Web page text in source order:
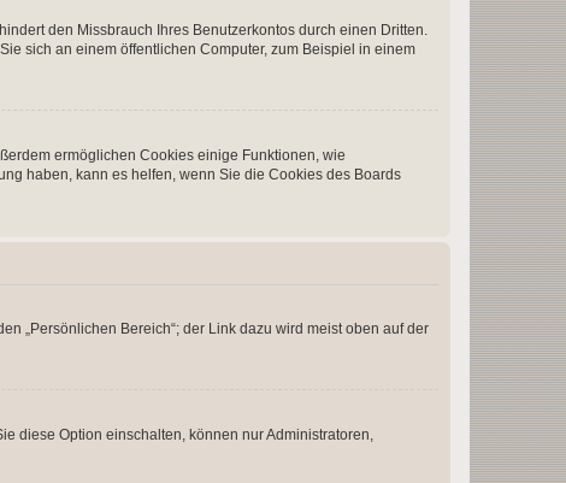
den Missbrauch Ihres Benutzerkontos durch einen Dritten.
sich an einem öffentlichen Computer, zum Beispiel in einem
ermöglichen Cookies einige Funktionen, wie
haben, kann es helfen, wenn Sie die Cookies des Boards
„Persönlichen Bereich“; der Link dazu wird meist oben auf der
diese Option einschalten, können nur Administratoren,